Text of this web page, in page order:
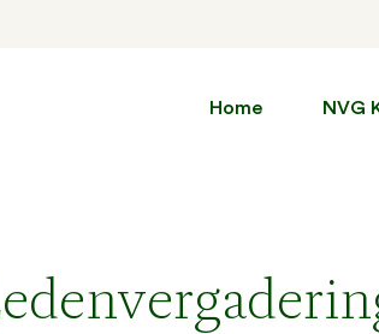
Home NVG